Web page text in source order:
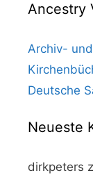
Ancestry
Archiv-
Deutsche
Neueste
dirkpeters